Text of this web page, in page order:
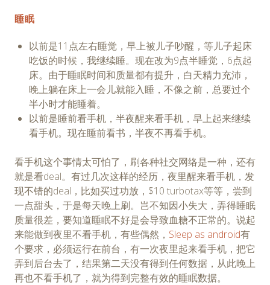
睡眠
以前是11点左右睡觉，早上被儿子吵醒，等儿子起床
吃饭的时候，我继续睡。现在改为9点半睡觉，6点起
床。由于睡眠时间和质量都有提升，白天精力充沛，
晚上躺在床上一会儿就能入睡，不像之前，总要过个
半小时才能睡着。
以前是睡前看手机，半夜醒来看手机，早上起来继续
看手机。现在睡前看书，半夜不再看手机。
看手机这个事情太可怕了，刷各种社交网络是一种，还有
就是看deal。有过几次这样的经历，夜里醒来看手机，发
现不错的deal，比如买过功放，$10 turbotax等等，尝到
一点甜头，于是每天晚上刷。岂不知因小失大，弄得睡眠
质量很差，要知道睡眠不好是会导致血糖不正常的。说起
来能做到夜里不看手机，有些偶然， Sleep as android有
个要求，必须运行在前台，有一次夜里起来看手机，把它
弄到后台去了，结果第二天没有得到任何数据，从此晚上
再也不看手机了，就为得到完整有效的睡眠数据。